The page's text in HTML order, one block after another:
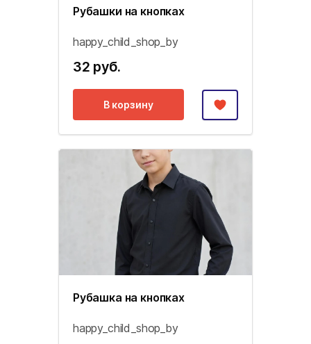
Рубашки на кнопках
happy_child_shop_by
32 руб.
В корзину
Рубашка на кнопках
happy_child_shop_by